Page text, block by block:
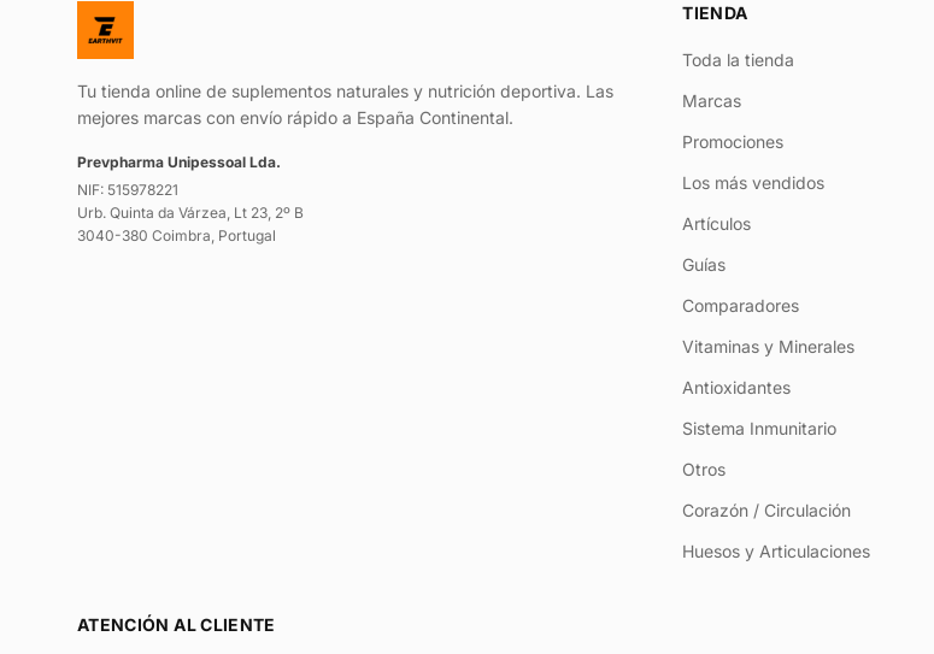
Tu tienda online de suplementos naturales y nutrición deportiva. Las
mejores marcas con envío rápido a España Continental.
Prevpharma Unipessoal Lda.
NIF: 515978221
Urb. Quinta da Várzea, Lt 23, 2º B
3040-380 Coimbra, Portugal
TIENDA
Toda la tienda
Marcas
Promociones
Los más vendidos
Artículos
Guías
Comparadores
Vitaminas y Minerales
Antioxidantes
Sistema Inmunitario
Otros
Corazón / Circulación
Huesos y Articulaciones
ATENCIÓN AL CLIENTE